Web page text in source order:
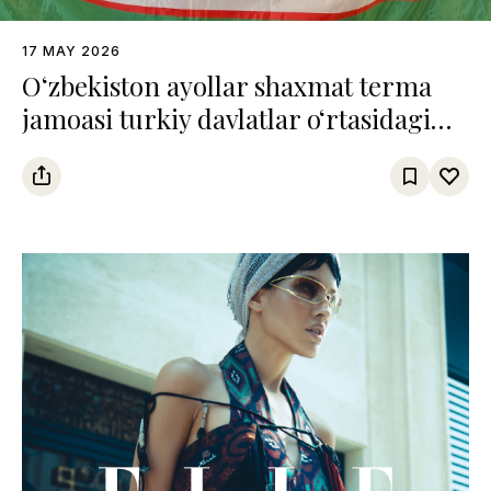
17 MAY 2026
O‘zbekiston ayollar shaxmat terma
jamoasi turkiy davlatlar o‘rtasidagi
chempionatda uchinchi o‘rinni
egalladi